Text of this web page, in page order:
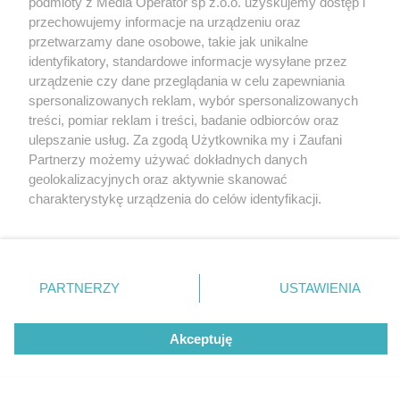
Tarnowskie Góry
Ruda Śląska
Świętochłowice
Tychy
Bytom
Katowice
Gliwice
Zabrze
Zagłębie
Newsletter
Reklama
przechowujemy informacje na urządzeniu oraz
przetwarzamy dane osobowe, takie jak unikalne
identyfikatory, standardowe informacje wysyłane przez
urządzenie czy dane przeglądania w celu zapewniania
spersonalizowanych reklam, wybór spersonalizowanych
treści, pomiar reklam i treści, badanie odbiorców oraz
ulepszanie usług. Za zgodą Użytkownika my i Zaufani
Partnerzy możemy używać dokładnych danych
geolokalizacyjnych oraz aktywnie skanować
charakterystykę urządzenia do celów identyfikacji.
zmienić/wycofać klikając przycisk ustawień prywatności
znajdujący się w lewym dolnym rogu strony
rodzaje przetwarzania danych nie wymagają zgody
użytkownika, ale masz prawo sprzeciwić się takiemu
przetwarzaniu. Preferencje będą miały zastosowania tylko
PARTNERZY USTAWIENIA
Akceptuję